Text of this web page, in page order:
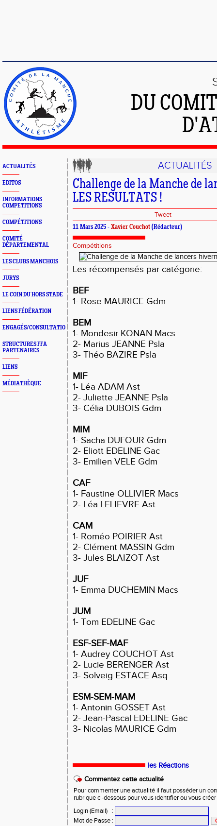
DU
ACTUALITÉS
EDITOS
INFORMATIONS
COMPETITIONS
COMPÉTITIONS
COMITÉ
DÉPARTEMENTAL
LES CLUBS MANCHOIS
JURYS
LE COIN DU HORS STADE
LIENS FÉDÉRATION
ENGAGÉS/CONSULTATION
STRUCTURES FFA
PARTENAIRES
LIENS
MÉDIATHÈQUE
ACTUALITÉS
Challenge de la Manche de
LES RESULTATS !
Tweet
11 Mars 2025 - Xavier Couchot (Rédacteur)
Compétitions
Les récompensés par catégorie:
BEF
1- Rose MAURICE Gdm
BEM
1- Mondesir KONAN Macs
2- Marius JEANNE Psla
3- Théo BAZIRE Psla
MIF
1- Léa ADAM Ast
2- Juliette JEANNE Psla
3- Célia DUBOIS Gdm
MIM
1- Sacha DUFOUR Gdm
2- Eliott EDELINE Gac
3- Emilien VELE Gdm
CAF
1- Faustine OLLIVIER Macs
2- Léa LELIEVRE Ast
CAM
1- Roméo POIRIER Ast
2- Clément MASSIN Gdm
3- Jules BLAIZOT Ast
JUF
1- Emma DUCHEMIN Macs
JUM
1- Tom EDELINE Gac
ESF-SEF-MAF
1- Audrey COUCHOT Ast
2- Lucie BERENGER Ast
3- Solveig ESTACE Asq
ESM-SEM-MAM
1- Antonin GOSSET Ast
2- Jean-Pascal EDELINE Gac
3- Nicolas MAURICE Gdm
les Réactions
Commentez cette actualité
Pour commenter une actualité il faut posséder un
rubrique ci-dessous pour vous identifier ou vous
Login (Email)
:
Mot de Passe :